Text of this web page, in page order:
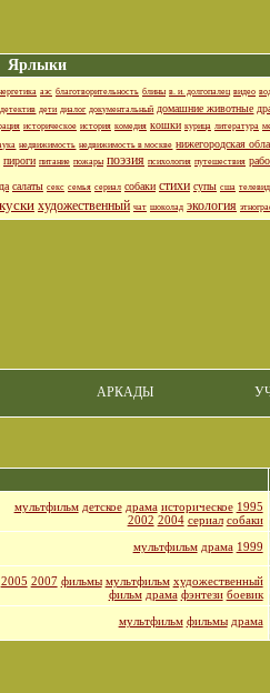
Ярлыки
аэс благотворительность блины в. и. долгопалец видео
детектив дети диалог документальный домашние животные
историческое история комедия кошки курица литература
недвижимость недвижимость в москве нижегородская
пироги питание пожары поэзия психология путешествия
салаты секс семья сериал собаки стихи супы сша
художественный чат шоколад экология
АРКАДЫ
мультфильм детское драма историческое 1995
2002 2004 сериал cобаки
мультфильм драма 1999
2005 2007 фильмы мультфильм художественный
фильм драма фэнтези боевик
мультфильм фильмы драма